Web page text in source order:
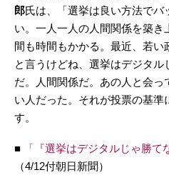
郎氏は、「選挙は良い方法でバ
い。一人一人の人間関係を築
間も時間もかかる。最近、若
と言うけどね、選挙はデジタ
だ。人間関係だ。あの人と会っ
い人だった。それが投票の基準
す。
■
「『選挙はデジタルじゃ勝て
（4/12付朝日新聞）